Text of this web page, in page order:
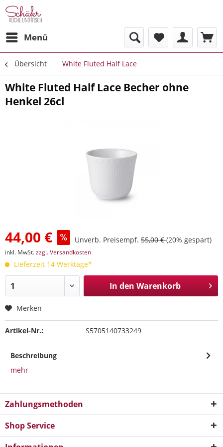
Menü
Übersicht White Fluted Half Lace
White Fluted Half Lace Becher ohne
Henkel 26cl
44,00 € Unverb. Preisempf. 55,00 €(20% gespart)
inkl. MwSt.zzgl. Versandkosten
Lieferzeit 14 Werktage*
In den Warenkorb
Merken
Artikel-Nr.: S5705140733249
Beschreibung
mehr
Zahlungsmethoden
Shop Service